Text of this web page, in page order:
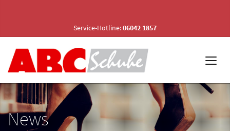
Service-Hotline:06042 1857
News